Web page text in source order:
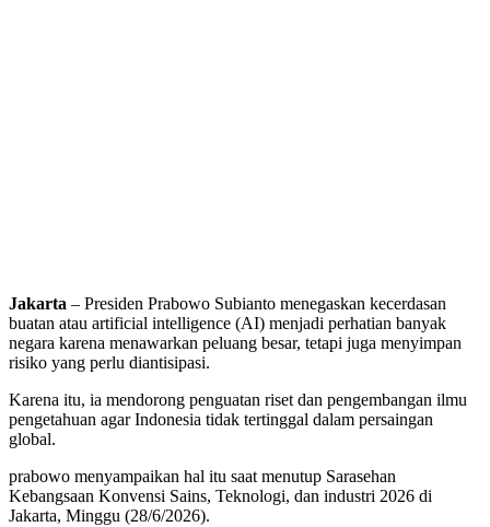
Jakarta – Presiden Prabowo Subianto menegaskan kecerdasan
buatan atau artificial intelligence (AI) menjadi perhatian banyak
negara karena menawarkan peluang besar, tetapi juga menyimpan
risiko yang perlu diantisipasi.
Karena itu, ia mendorong penguatan riset dan pengembangan ilmu
pengetahuan agar Indonesia tidak tertinggal dalam persaingan
global.
prabowo menyampaikan hal itu saat menutup Sarasehan
Kebangsaan Konvensi Sains, Teknologi, dan industri 2026 di
Jakarta, Minggu (28/6/2026).